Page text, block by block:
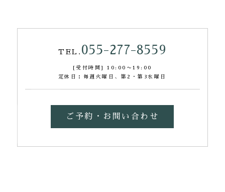
TEL. 055-277-8559
[受付時間] 10:00〜19:00
定休日：毎週火曜日、第2・第3水曜日
ご予約・お問い合わせ